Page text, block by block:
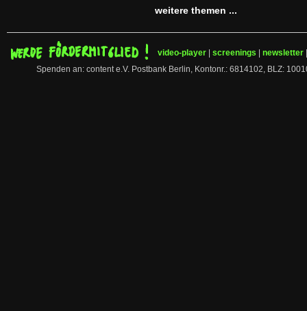
weitere themen ...
video-player screenings newsletter
Spenden an: content e.V. Postbank Berlin, Kontonr.: 6814102, BLZ: